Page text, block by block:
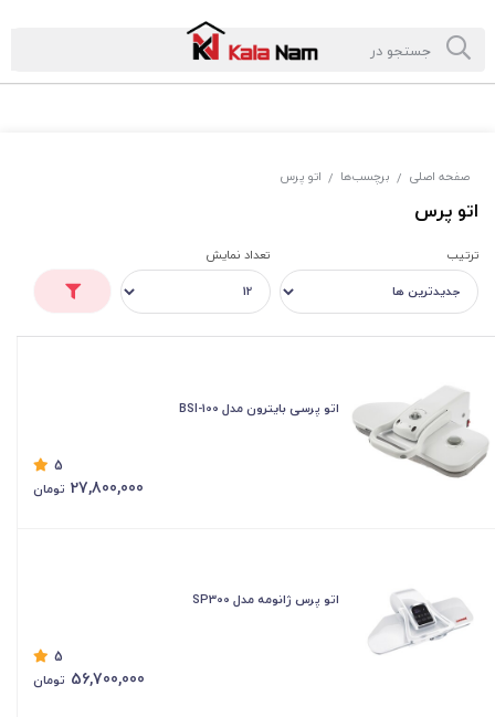
صفحه اصلی / برچسب‌ها / اتو پرس
اتو پرس
ترتیب تعداد نمایش
اتو پرسی بایترون مدل BSI-100
5
27,800,000 تومان
اتو پرس ژانومه مدل SP300
5
56,700,000 تومان